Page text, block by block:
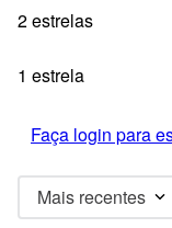
2 estrelas
1 estrela
Faça login para
Mais recentes